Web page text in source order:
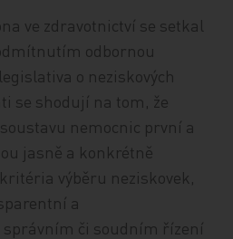
ve zdravotnictví se setkal
odbornou
o neziskových
se shodují na tom, že
nemocnic první a
jasně a konkrétně
výběru neziskovek,
a
správním či soudním řízení